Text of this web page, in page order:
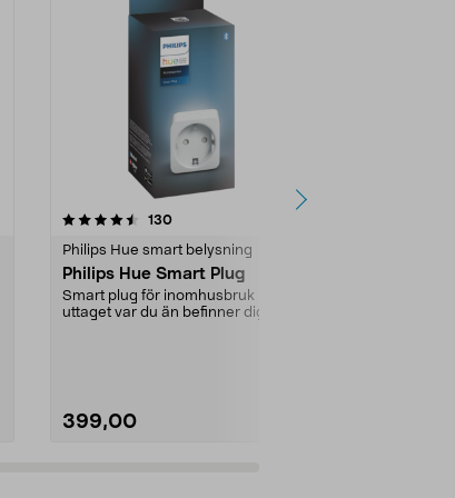
130recensioner
Philips Hue smart belysning
Philips Hue Smart Plug
Smart plug för inomhusbruk - styr
uttaget var du än befinner dig.
399,00
4.5 av 5 stjärnor